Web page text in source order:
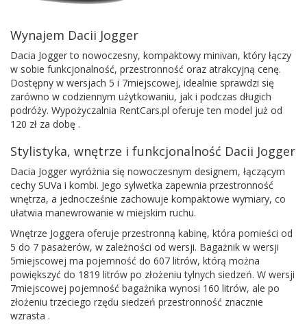
Wynajem Dacii Jogger
Dacia Jogger to nowoczesny, kompaktowy minivan, który łączy
w sobie funkcjonalność, przestronność oraz atrakcyjną cenę.
Dostępny w wersjach 5 i 7miejscowej, idealnie sprawdzi się
zarówno w codziennym użytkowaniu, jak i podczas długich
podróży. Wypożyczalnia RentCars.pl oferuje ten model już od
120 zł za dobę .
Stylistyka, wnętrze i funkcjonalność Dacii Jogger
Dacia Jogger wyróżnia się nowoczesnym designem, łączącym
cechy SUVa i kombi. Jego sylwetka zapewnia przestronność
wnętrza, a jednocześnie zachowuje kompaktowe wymiary, co
ułatwia manewrowanie w miejskim ruchu.
Wnętrze Joggera oferuje przestronną kabinę, która pomieści od
5 do 7 pasażerów, w zależności od wersji. Bagażnik w wersji
5miejscowej ma pojemność do 607 litrów, którą można
powiększyć do 1819 litrów po złożeniu tylnych siedzeń. W wersji
7miejscowej pojemność bagażnika wynosi 160 litrów, ale po
złożeniu trzeciego rzędu siedzeń przestronność znacznie
wzrasta .